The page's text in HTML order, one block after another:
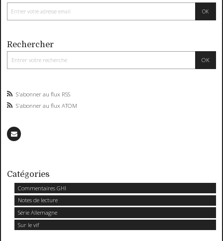
Rechercher
S'abonner au flux RSS
S'abonner au flux ATOM
Catégories
Commentaires GHI
Notes de lecture
Série Allemagne
Sur le vif